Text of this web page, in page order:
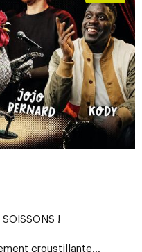
SOISSONS !
croustillante…